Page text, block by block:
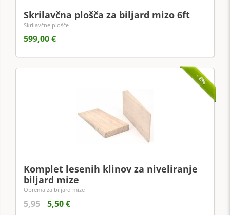
Skrilavčna plošča za biljard mizo 6ft
Skrilavčne plošče
599,00 €
- 8%
Komplet lesenih klinov za niveliranje
biljard mize
Oprema za biljard mize
5,95 5,50 €